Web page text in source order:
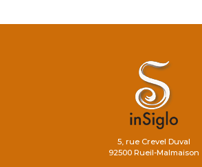
5, rue Crevel Duval
92500 Rueil-Malmaison